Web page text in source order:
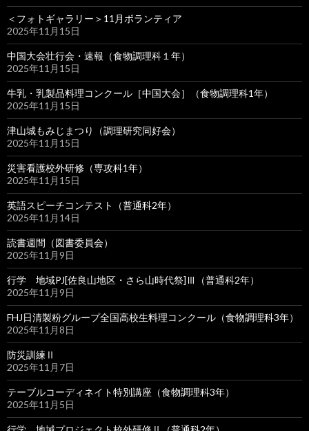
＜フォトギャラリー＞11月ボランティア
2025年11月15日
中国大会壮行会・速報（食物調理科１年）
2025年11月15日
牛乳・乳製品料理コンクール［中国大会］（食物調理科1年）
2025年11月15日
津山城もみじまつり（調理研究同好会）
2025年11月15日
災害看護校外研修（専攻科1年）
2025年11月15日
英語スピーチコンテスト（普通科2年）
2025年11月14日
読書週間（図書委員会）
2025年11月9日
行学 地域PJ[佐良山地区・さら山時代祭]Ⅲ（普通科2年）
2025年11月9日
FHJ日清製粉グループ全国高校生料理コンクール（食物調理科3年）
2025年11月8日
防災訓練Ⅱ
2025年11月7日
テーブルコーディネイト特別講座（食物調理科3年）
2025年11月5日